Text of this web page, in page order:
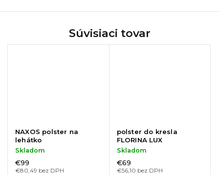
Súvisiaci tovar
NAXOS polster na
lehátko
Skladom
€80,49 bez DPH
€99
polster do kresla
FLORINA LUX
Skladom
€56,10 bez DPH
€69